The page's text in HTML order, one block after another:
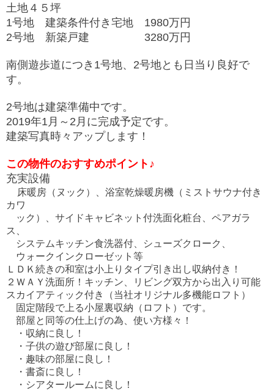
土地４５坪
1号地 建築条件付き宅地 1980万円
2号地 新築戸建 3280万円
南側遊歩道につき1号地、2号地とも日当り良好で
す。
2号地は建築準備中です。
2019年1月～2月に完成予定です。
建築写真時々アップします！
この物件のおすすめポイント♪
充実設備
床暖房（ヌック）、浴室乾燥暖房機（ミストサウナ付き
カワ
ック）、サイドキャビネット付洗面化粧台、ペアガラ
ス、
システムキッチン食洗器付、シューズクローク、
ウォークインクローゼット等
ＬＤＫ続きの和室は小上りタイプ引き出し収納付き！
２ＷＡＹ洗面所！キッチン、リビング双方から出入り可能
スカイアティック付き（当社オリジナル多機能ロフト）
固定階段で上る小屋裏収納（ロフト）です。
部屋と同等の仕上げの為、使い方様々！
・収納に良し！
・子供の遊び部屋に良し！
・趣味の部屋に良し！
・書斎に良し！
・シアタールームに良し！